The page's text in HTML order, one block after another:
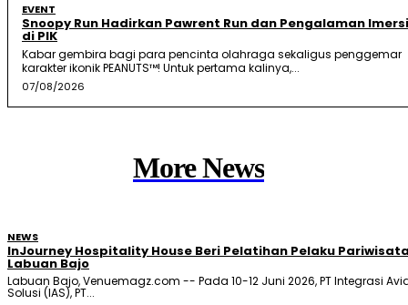
EVENT
Snoopy Run Hadirkan Pawrent Run dan Pengalaman
di PIK
Kabar gembira bagi para pencinta olahraga sekaligus penggemar
karakter ikonik PEANUTS™! Untuk pertama kalinya,...
07/08/2026
More News
NEWS
InJourney Hospitality House Beri Pelatihan Pelaku
Labuan Bajo
Labuan Bajo, Venuemagz.com -- Pada 10-12 Juni 2026, PT Integrasi
Solusi (IAS), PT...